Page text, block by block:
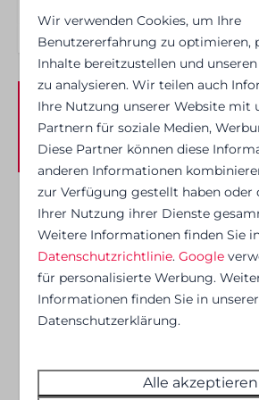
2 Schlafzimmer
Garderobe
2 x Einzelbett
1 x Doppelbett
Badezimmer
Badezimmer
Separates WC vom
Dusche
Spülbecken: 1
Küche
Geschirrspüler
Verfügbarkeit und Preis
2 Gäste
Mo 14-09-2026 Do
So
— —
Wir verwenden Cookies, um Ihre
Benutzererfahrung zu optimieren,
Inhalte bereitzustellen und
zu analysieren. Wir teilen auch
Ihre Nutzung unserer Website mit
Partnern für soziale Medien,
Diese Partner können diese
anderen Informationen
zur Verfügung gestellt haben oder
Ihrer Nutzung ihrer Dienste
Weitere Informationen finden Sie
Datenschutzrichtlinie.Google
für personalisierte Werbung.
Informationen finden Sie in unserer
Datenschutzerklärung.
Alle akzeptieren